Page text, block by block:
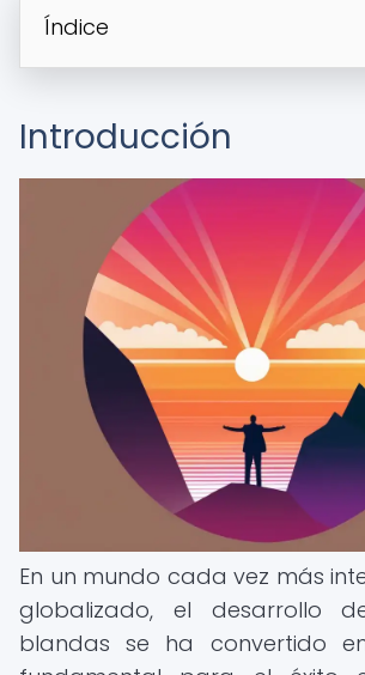
Índice
Introducción
En un mundo cada vez más
globalizado, el desarrollo
blandas se ha convertido